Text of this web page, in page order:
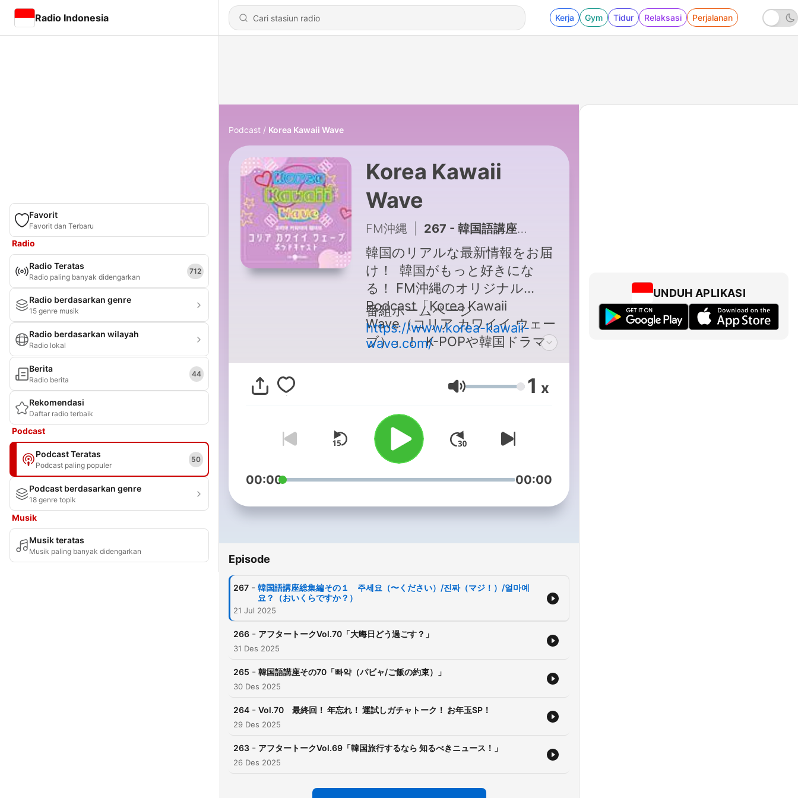
Radio Indonesia Kerja Gym Tidur Relaksasi Perjalanan
Favorit
Favorit dan Terbaru
Radio
Radio Teratas
Radio paling banyak didengarkan
712
Radio berdasarkan genre
15 genre musik
Radio berdasarkan wilayah
Radio lokal
Berita
Radio berita
44
Rekomendasi
Daftar radio terbaik
Podcast
Podcast Teratas
Podcast paling populer
50
Podcast berdasarkan genre
18 genre topik
Musik
Musik teratas
Musik paling banyak didengarkan
Podcast Korea Kawaii Wave
Korea Kawaii
Wave
FM沖縄 267 - 韓国語講座総集編その１ 주세요（〜ください）/진짜（マジ！）/얼마예요？（おいくらですか？）
韓国のリアルな最新情報をお届
け！ 韓国がもっと好きにな
る！ FM沖縄のオリジナル
Podcast「Korea Kawaii
Wave（コリア カワイイ ウェー
ブ）」！ K-POPや韓国ドラマ
などのエンタメに、韓国で人気
のグルメやコスメなど、最新
の、生きた韓国カルチャーをお
届けします。パーソナリティー
は韓国生まれ、沖縄在住のジ
ョ・ウンジさんとグ・ヒョンジ
さん。番組の最後には「すぐに
使える韓国語講座」もありま
番組ホームページ
https://www.korea-kawaii-
wave.com/
Volume 1 x
00:00 00:00
Episode
267 - 韓国語講座総集編その１ 주세요（〜ください）/진짜（マジ！）/얼마예
요？（おいくらですか？）
21 Jul 2025
266 - アフタートークVol.70「大晦日どう過ごす？」
31 Des 2025
265 - 韓国語講座その70「빠약（パビャ/ご飯の約束）」
30 Des 2025
264 - Vol.70 最終回！ 年忘れ！ 運試しガチャトーク！ お年玉SP！
29 Des 2025
263 - アフタートークVol.69「韓国旅行するなら 知るべきニュース！」
26 Des 2025
UNDUH APLIKASI